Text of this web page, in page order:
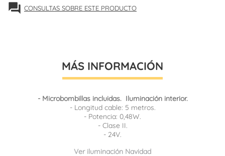
forum CONSULTAS SOBRE ESTE PRODUCTO
MÁS INFORMACIÓN
- Microbombillas incluidas. Iluminación interior.
- Longitud cable: 5 metros.
- Potencia: 0,48W.
- Clase II.
- 24V.
Ver iluminación Navidad